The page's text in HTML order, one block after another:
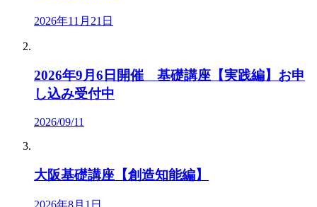
2026年11月21日
2026年9月6日開催 基礎講座【実践編】お申
し込み受付中
2026/09/11
大阪基礎講座【創造知能編】
2026年8月1日